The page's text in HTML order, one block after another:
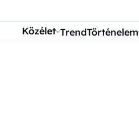
Közélet TrendTörténelem